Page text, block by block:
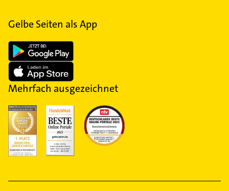
Gelbe Seiten als App
Mehrfach ausgezeichnet